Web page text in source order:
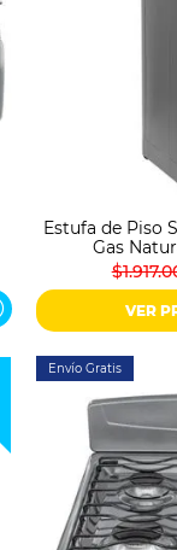
Estufa de Piso
Gas
VER
Envío Gratis